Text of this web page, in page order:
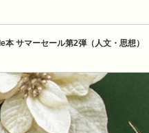
サマーセール第2弾（人文・思想）